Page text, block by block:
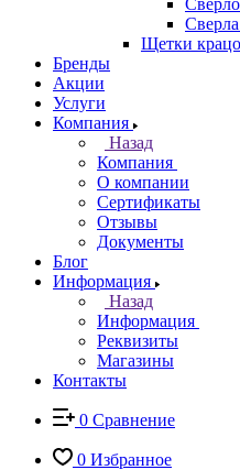
Щетки
Бренды
Акции
Услуги
Компания
Назад
Компания
О компании
Сертификаты
Отзывы
Документы
Блог
Информация
Назад
Информация
Реквизиты
Магазины
Контакты
0 Сравнение
0 Избранное